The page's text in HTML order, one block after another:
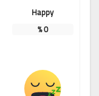
Happy
0
%